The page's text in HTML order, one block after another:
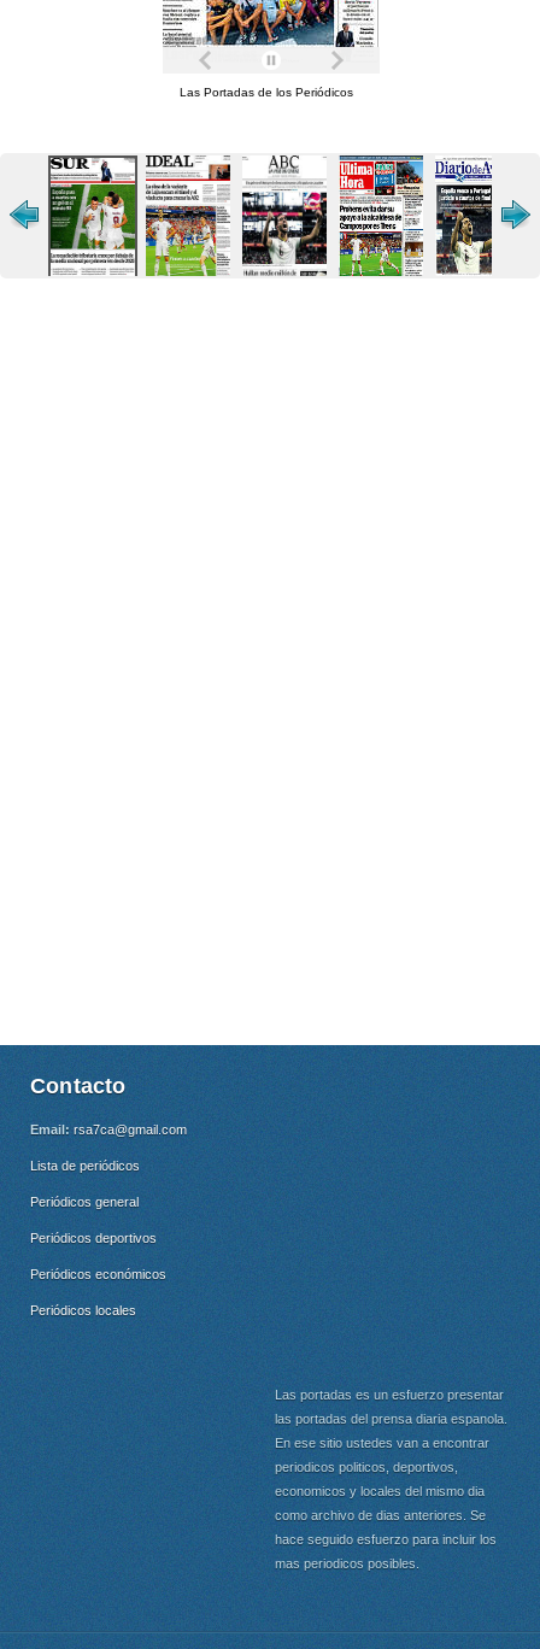
Las Portadas de los Periódicos
Contacto
Email: rsa7ca@gmail.com
Lista de periódicos
Periódicos general
Periódicos deportivos
Periódicos económicos
Periódicos locales
Las portadas es un esfuerzo presentar
las portadas del prensa diaria espanola.
En ese sitio ustedes van a encontrar
periodicos politicos, deportivos,
economicos y locales del mismo dia
como archivo de dias anteriores. Se
hace seguido esfuerzo para incluir los
mas periodicos posibles.